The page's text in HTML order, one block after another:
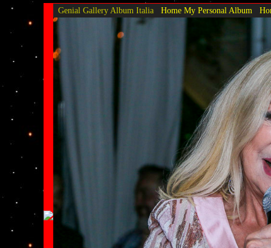
Genial Gallery Album Italia Home My Personal Album